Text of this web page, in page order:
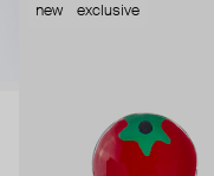
new exclusive